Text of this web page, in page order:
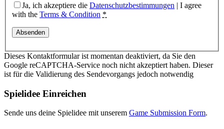
Ja, ich akzeptiere die Datenschutzbestimmungen | I agree
with the Terms & Condition *
Dieses Kontaktformular ist momentan deaktiviert, da Sie den
Google reCAPTCHA-Service noch nicht akzeptiert haben. Dieser
ist für die Validierung des Sendevorgangs jedoch notwendig
Spielidee Einreichen
Sende uns deine Spielidee mit unserem Game Submission Form.